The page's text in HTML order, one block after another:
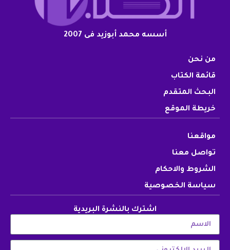
أسسه محمد أبوزيد فى 2007
من نحن
قائمة الكتاب
البحث المتقدم
خريطة الموقع
مواقعنا
تواصل معنا
الشروط والاحكام
سياسة الخصوصية
اشترك بالنشرة البريدية